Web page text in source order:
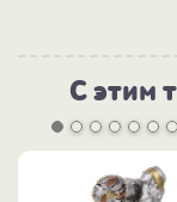
С этим